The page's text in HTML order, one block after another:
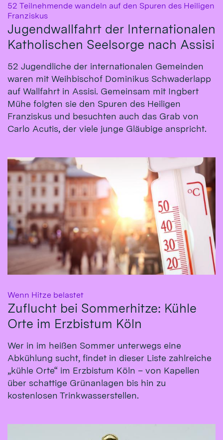
52 Teilnehmende wandeln auf den Spuren des Heiligen
Franziskus:
Jugendwallfahrt der Internationalen
Katholischen Seelsorge nach Assisi
52 Jugendliche der internationalen Gemeinden
waren mit Weihbischof Dominikus Schwaderlapp
auf Wallfahrt in Assisi. Gemeinsam mit Ingbert
Mühe folgten sie den Spuren des Heiligen
Franziskus und besuchten auch das Grab von
Carlo Acutis, der viele junge Gläubige anspricht.
Wenn Hitze belastet:
Zuflucht bei Sommerhitze: Kühle
Orte im Erzbistum Köln
Wer in im heißen Sommer unterwegs eine
Abkühlung sucht, findet in dieser Liste zahlreiche
„kühle Orte“ im Erzbistum Köln – von Kapellen
über schattige Grünanlagen bis hin zu
kostenlosen Trinkwasserstellen.